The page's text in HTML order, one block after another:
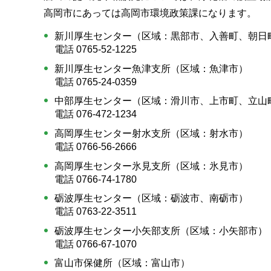
高岡市にあっては高岡市環境政策課になります。
新川厚生センター（区域：黒部市、入善町、朝日
電話 0765-52-1225
新川厚生センター魚津支所（区域：魚津市）
電話 0765-24-0359
中部厚生センター（区域：滑川市、上市町、立山
電話 076-472-1234
高岡厚生センター射水支所（区域：射水市）
電話 0766-56-2666
高岡厚生センター氷見支所（区域：氷見市）
電話 0766-74-1780
砺波厚生センター（区域：砺波市、南砺市）
電話 0763-22-3511
砺波厚生センター小矢部支所（区域：小矢部市）
電話 0766-67-1070
富山市保健所（区域：富山市）